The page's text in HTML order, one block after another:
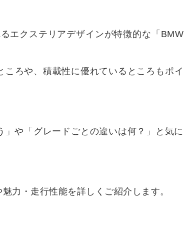
エクステリアデザインが特徴的な「BMW
ろや、積載性に優れているところもポイ
や「グレードごとの違いは何？」と気に
力・走行性能を詳しくご紹介します。